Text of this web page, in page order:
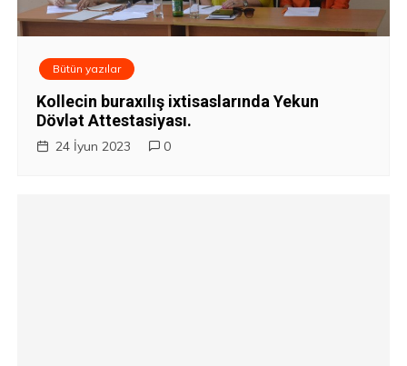
Bütün yazılar
Kollecin buraxılış ixtisaslarında Yekun
Dövlət Attestasiyası.
24 İyun 2023 0